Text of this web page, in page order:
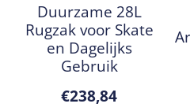
Duurzame 28L
Rugzak voor Skate
en Dagelijks
Gebruik
€238,84